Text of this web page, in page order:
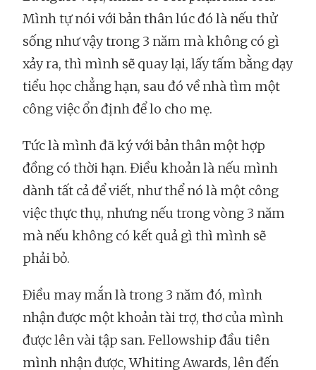
Mình tự nói với bản thân lúc đó là nếu thử
sống như vậy trong 3 năm mà không có gì
xảy ra, thì mình sẽ quay lại, lấy tấm bằng dạy
tiểu học chẳng hạn, sau đó về nhà tìm một
công việc ổn định để lo cho mẹ.
Tức là mình đã ký với bản thân một hợp
đồng có thời hạn. Điều khoản là nếu mình
dành tất cả để viết, như thể nó là một công
việc thực thụ, nhưng nếu trong vòng 3 năm
mà nếu không có kết quả gì thì mình sẽ
phải bỏ.
Điều may mắn là trong 3 năm đó, mình
nhận được một khoản tài trợ, thơ của mình
được lên vài tập san. Fellowship đầu tiên
mình nhận được, Whiting Awards, lên đến